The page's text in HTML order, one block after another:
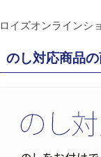
ロイズオンラインシ
のし対応商品